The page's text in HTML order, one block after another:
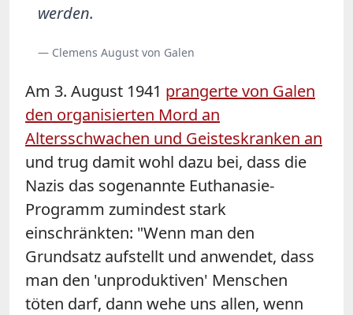
werden.
— Clemens August von Galen
Am 3. August 1941 prangerte von Galen
den organisierten Mord an
Altersschwachen und Geisteskranken an
und trug damit wohl dazu bei, dass die
Nazis das sogenannte Euthanasie-
Programm zumindest stark
einschränkten: "Wenn man den
Grundsatz aufstellt und anwendet, dass
man den 'unproduktiven' Menschen
töten darf, dann wehe uns allen, wenn